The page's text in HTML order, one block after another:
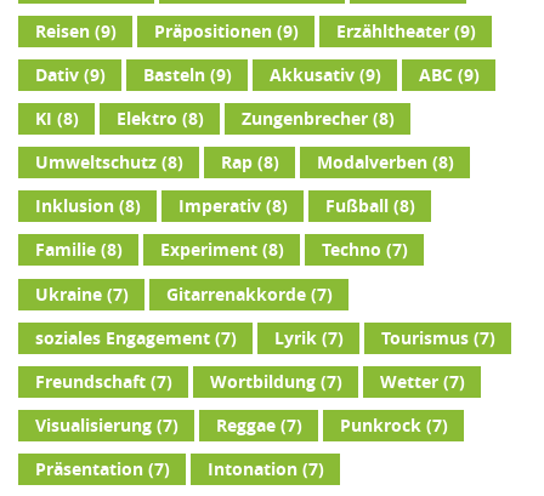
Reisen(9) Präpositionen(9) Erzähltheater(9)
Dativ(9) Basteln(9) Akkusativ(9) ABC (9)
KI (8) Elektro (8) Zungenbrecher(8)
Umweltschutz(8) Rap(8) Modalverben(8)
Inklusion(8) Imperativ(8) Fußball (8)
Familie(8) Experiment(8) Techno (7)
Ukraine(7) Gitarrenakkorde(7)
soziales Engagement(7) Lyrik(7) Tourismus(7)
Freundschaft(7) Wortbildung(7) Wetter(7)
Visualisierung(7) Reggae(7) Punkrock(7)
Präsentation(7) Intonation(7)